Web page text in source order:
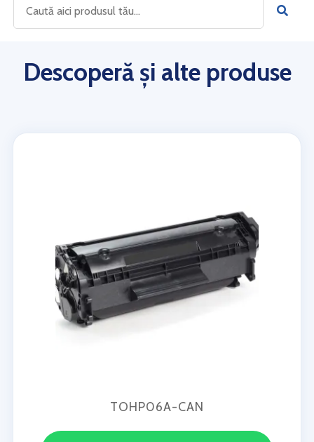
Descoperă și alte produse
TOHP06A-CAN